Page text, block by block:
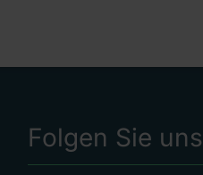
Folgen Sie uns